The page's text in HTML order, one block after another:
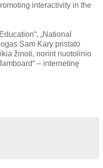
interactivity in the
„National
Sam Kary pristato
žinoti, norint nuotolinio
– internetinę